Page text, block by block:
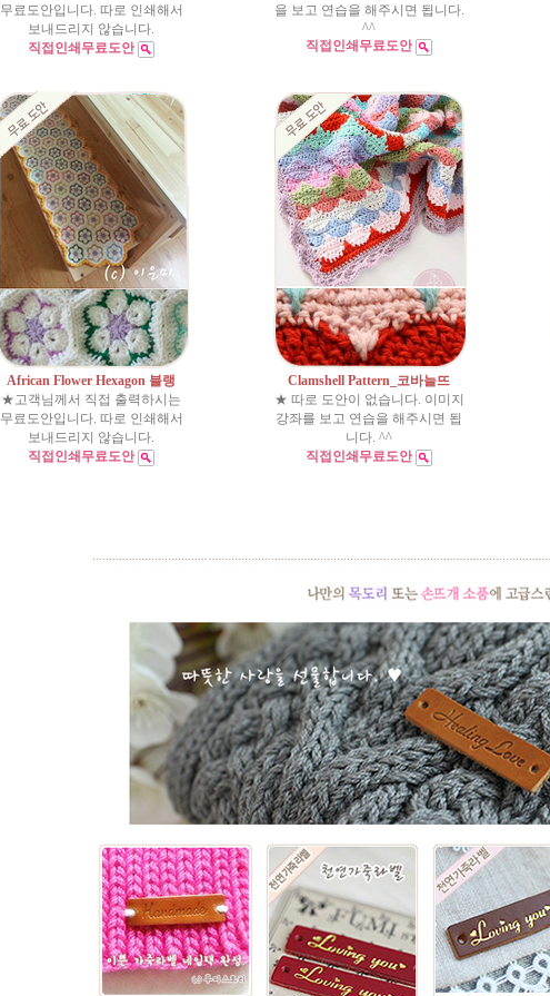
무료도안입니다. 따로 인쇄해서
보내드리지 않습니다.
직접인쇄무료도안
을 보고 연습을 해주시면 됩니다.
^^
직접인쇄무료도안
African Flower Hexagon 블랭
★고객님께서 직접 출력하시는
무료도안입니다. 따로 인쇄해서
보내드리지 않습니다.
직접인쇄무료도안
Clamshell Pattern_코바늘뜨
★ 따로 도안이 없습니다. 이미지
강좌를 보고 연습을 해주시면 됩
니다. ^^
직접인쇄무료도안